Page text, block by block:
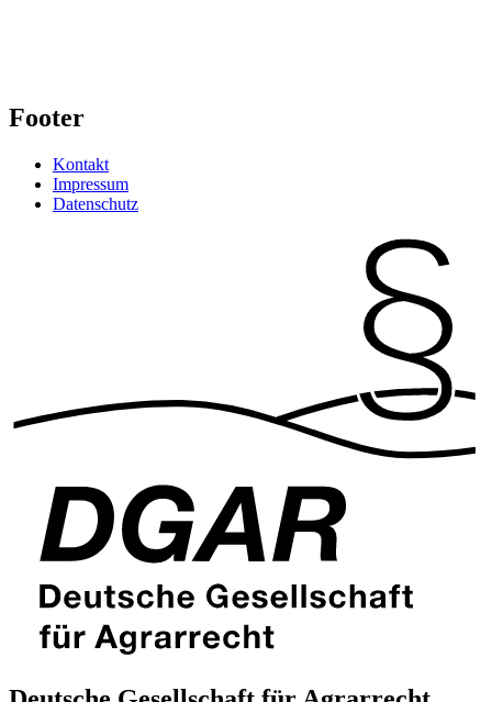
Footer
Kontakt
Impressum
Datenschutz